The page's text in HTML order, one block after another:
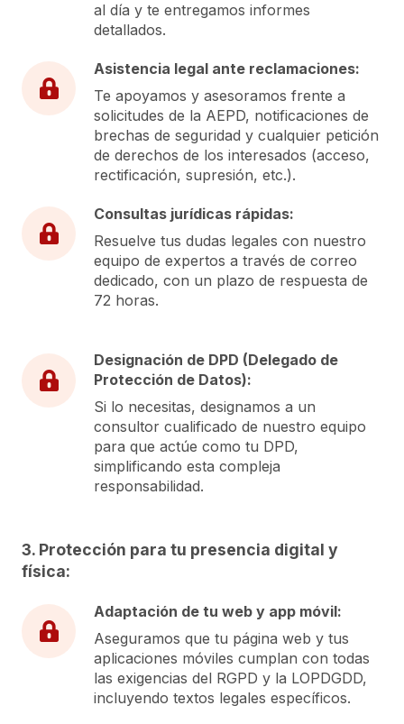
al día y te entregamos informes
detallados.
Asistencia legal ante reclamaciones:
Te apoyamos y asesoramos frente a
solicitudes de la AEPD, notificaciones de
brechas de seguridad y cualquier petición
de derechos de los interesados (acceso,
rectificación, supresión, etc.).
Consultas jurídicas rápidas:
Resuelve tus dudas legales con nuestro
equipo de expertos a través de correo
dedicado, con un plazo de respuesta de
72 horas.
Designación de DPD (Delegado de
Protección de Datos):
Si lo necesitas, designamos a un
consultor cualificado de nuestro equipo
para que actúe como tu DPD,
simplificando esta compleja
responsabilidad.
3. Protección para tu presencia digital y
física:
Adaptación de tu web y app móvil:
Aseguramos que tu página web y tus
aplicaciones móviles cumplan con todas
las exigencias del RGPD y la LOPDGDD,
incluyendo textos legales específicos.